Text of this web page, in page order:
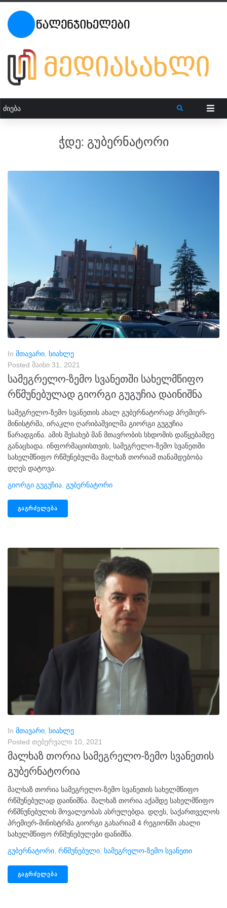
ჭდე: გუბერნატორი
In მთავარი სიახლე
Posted მაისი 31, 2021
სამეგრელო-ზემო სვანეთში სახელმწიფო
რწმუნებულად გიორგი გუგუჩია დაინიშნა
სამეგრელო-ზემო სვანეთის ახალ გუბერნატორად პრემიერ-
მინისტრმა, ირაკლი ღარიბაშვილმა გიორგი გუგუჩია
წარადგინა. ამის შესახებ მან მთავრობის სხდომის დაწყებამდე
განაცხადა. ინფორმაციისთვის, სამეგრელო-ზემო სვანეთში
სახელმწიფო რწმუნებულმა მალხაზ თორიამ თანამდებობა
დღეს დატოვა.
Გიორგი Გუგუჩია Გუბერნატორი
ᲒᲐᲒᲠᲫᲔᲚᲔᲑᲐ
In მთავარი სიახლე
Posted თებერვალი 10, 2021
მალხაზ თორია სამეგრელო-ზემო სვანეთის
გუბერნატორია
მალხაზ თორია სამეგრელო-ზემო სვანეთის სახელმწიფო
რწმუნებულად დაინიშნა. მალხაზ თორია აქამდე სახელმწიფო
რწმნუნებულის მოვალეობას ასრულებდა. დღეს, საქართველოს
პრემიერ-მინისტრმა გიორგი გახარიამ 4 რეგიონში ახალი
სახელმწიფო რწმუნებულები დანიშნა.
Გუბერნატორი Რწმუნებული Სამეგრელო-Ზემო Სვანეთი
ᲒᲐᲒᲠᲫᲔᲚᲔᲑᲐ